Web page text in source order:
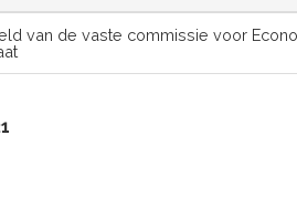
van de vaste commissie voor